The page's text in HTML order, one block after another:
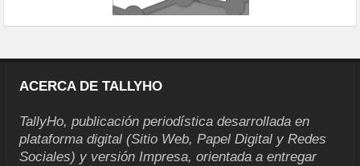
ACERCA DE TALLYHO
TallyHo, publicación periodística desarrollada en
plataforma digital (Sitio Web, Papel Digital y Redes
Sociales) y versión Impresa, orientada a entregar